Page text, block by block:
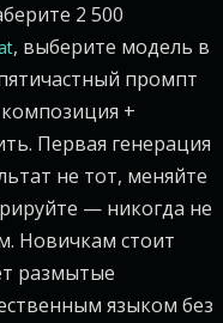
2 500
, выберите модель в
промпт
+
Первая генерация
не тот, меняйте
— никогда не
Новичкам стоит
размытые
языком без